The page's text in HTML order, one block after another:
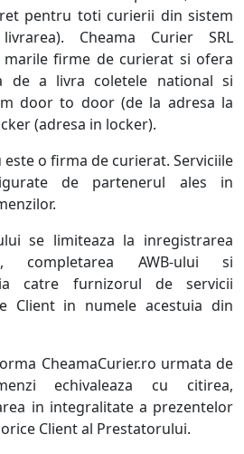
pentru toti curierii din sistem
Cheama Curier SRL
marile firme de curierat si ofera
de a livra coletele national si
door to door (de la adresa la
(adresa in locker).
este o firma de curierat. Serviciile
de partenerul ales in
se limiteaza la inregistrarea
completarea AWB-ului si
catre furnizorul de servicii
Client in numele acestuia din
CheamaCurier.ro urmata de
echivaleaza cu citirea,
in integralitate a prezentelor
Client al Prestatorului.